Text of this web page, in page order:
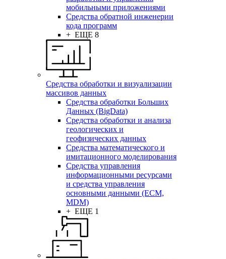
мобильными приложениями
Средства обратной инженерии
кода программ
+ ЕЩЕ 8
Средства обработки и визуализации
массивов данных
Средства обработки Больших
Данных (BigData)
Средства обработки и анализа
геологических и
геофизических данных
Средства математического и
имитационного моделирования
Средства управления
информационными ресурсами
и средства управления
основными данными (ECM,
MDM)
+ ЕЩЕ 1